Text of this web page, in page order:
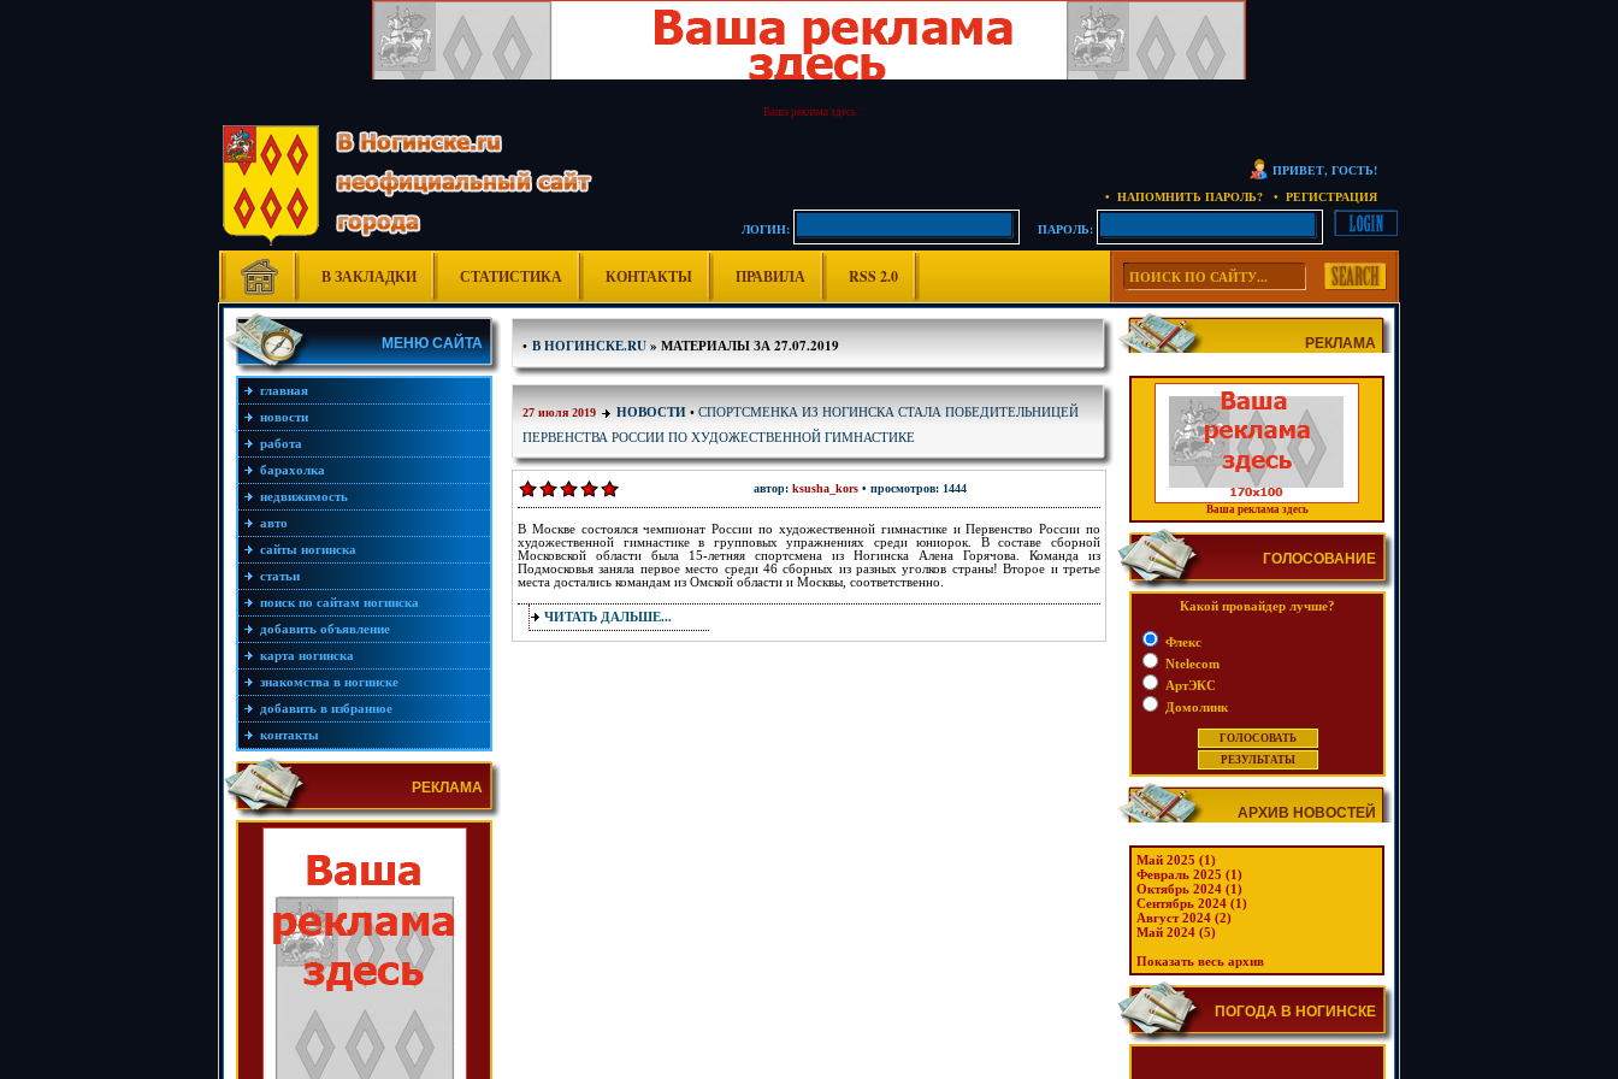
Ваша реклама здесь
ПРИВЕТ, ГОСТЬ!
• НАПОМНИТЬ ПАРОЛЬ?
• РЕГИСТРАЦИЯ
ЛОГИН:
ПАРОЛЬ:
В ЗАКЛАДКИ СТАТИСТИКА КОНТАКТЫ ПРАВИЛА RSS 2.0
МЕНЮ САЙТА
главная
новости
работа
барахолка
недвижимость
авто
сайты ногинска
статьи
поиск по сайтам ногинска
добавить объявление
карта ногинска
знакомства в ногинске
добавить в избранное
контакты
РЕКЛАМА
• В НОГИНСКЕ.RU» МАТЕРИАЛЫ ЗА 27.07.2019
27 июля 2019 НОВОСТИ • СПОРТСМЕНКА ИЗ НОГИНСКА СТАЛА ПОБЕДИТЕЛЬНИЦЕЙ
ПЕРВЕНСТВА РОССИИ ПО ХУДОЖЕСТВЕННОЙ ГИМНАСТИКЕ
автор: ksusha_kors • просмотров: 1444
В Москве состоялся чемпионат России по художественной гимнастике и Первенство России по
художественной гимнастике в групповых упражнениях среди юниорок. В составе сборной
Московской области была 15-летняя спортсмена из Ногинска Алена Горячова. Команда из
Подмосковья заняла первое место среди 46 сборных из разных уголков страны! Второе и третье
места достались командам из Омской области и Москвы, соответственно.
ЧИТАТЬ ДАЛЬШЕ...
РЕКЛАМА
Ваша реклама здесь
ГОЛОСОВАНИЕ
Какой провайдер лучше?
Флекс
Ntelecom
АртЭКС
Домолинк
АРХИВ НОВОСТЕЙ
Май 2025 (1)
Февраль 2025 (1)
Октябрь 2024 (1)
Сентябрь 2024 (1)
Август 2024 (2)
Май 2024 (5)
Показать весь архив
ПОГОДА В НОГИНСКЕ